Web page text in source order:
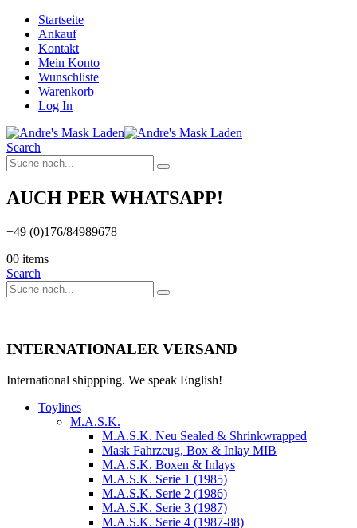
Startseite
Ankauf
Kontakt
Mein Konto
Wunschliste
Warenkorb
Log In
Search
AUCH PER WHATSAPP!
+49 (0)176/84989678
00 items
Search
INTERNATIONALER VERSAND
International shippping. We speak English!
Toylines
M.A.S.K.
M.A.S.K. Neu Sealed & Shrinkwrapped
Mask Fahrzeug, Box & Inlay MIB
M.A.S.K. Boxen & Inlays
M.A.S.K. Serie 1 (1985)
M.A.S.K. Serie 2 (1986)
M.A.S.K. Serie 3 (1987)
M.A.S.K. Serie 4 (1987-88)